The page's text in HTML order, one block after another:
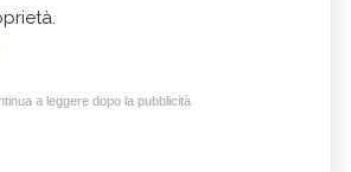
a leggere dopo la pubblicità